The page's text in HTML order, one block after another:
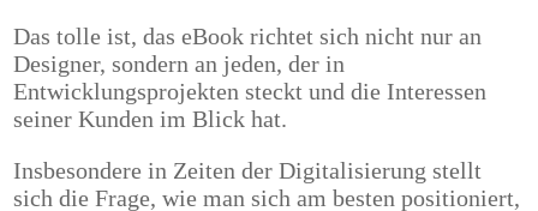
Das tolle ist, das eBook richtet sich nicht nur an
Designer, sondern an jeden, der in
Entwicklungsprojekten steckt und die Interessen
seiner Kunden im Blick hat.
Insbesondere in Zeiten der Digitalisierung stellt
sich die Frage, wie man sich am besten positioniert,